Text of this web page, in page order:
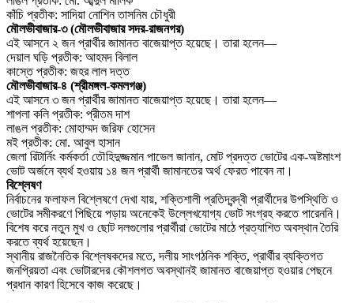
কাঁচি প্রতীক: সাদিয়া নোশিন তাসনিম চৌধুরী
মৌলভীবাজার-৩ (মৌলভীবাজার সদর-রাজনগর)
এই আসনে ২ জন প্রার্থীর জামানত বাজেয়াপ্ত হয়েছে। তারা হলেন—
দেয়াল ঘড়ি প্রতীক: আহমদ বিলাল
কাস্তে প্রতীক: জহর লাল দত্ত
মৌলভীবাজার-৪ (শ্রীমঙ্গল-কমলগঞ্জ)
এই আসনে ৩ জন প্রার্থীর জামানত বাজেয়াপ্ত হয়েছে। তারা হলেন—
শাপলা কলি প্রতীক: প্রীতম দাশ
লাঙল প্রতীক: মোহাম্মদ জরিফ হোসেন
মই প্রতীক: মো. আবুল হাসান
জেলা রিটার্নিং কর্মকর্তা তৌহিদুজ্জমান পাভেল জানান, মোট প্রদত্ত ভোটের এক-অষ্টমাংশ
ভোট অর্জনে ব্যর্থ হওয়ায় ১৪ জন প্রার্থী জামানতের অর্থ ফেরত পাবেন না।
বিশ্লেষণ
নির্বাচনের ফলাফল বিশ্লেষণে দেখা যায়, শক্তিশালী প্রতিদ্বন্দ্বী প্রার্থীদের উপস্থিতি ও
ভোটের সমীকরণে পিছিয়ে পড়ায় অনেকেই উল্লেখযোগ্য ভোট সংগ্রহ করতে পারেননি।
বিশেষ করে নতুন মুখ ও ছোট দলগুলোর প্রার্থীরা ভোটের মাঠে প্রত্যাশিত অবস্থান তৈরি
করতে ব্যর্থ হয়েছেন।
স্থানীয় রাজনৈতিক বিশ্লেষকদের মতে, দলীয় সাংগঠনিক শক্তি, প্রার্থীর ব্যক্তিগত
জনপ্রিয়তা এবং ভোটারদের কৌশলগত অবস্থানই জামানত বাজেয়াপ্ত হওয়ার পেছনে
প্রধান কারণ হিসেবে কাজ করেছে।